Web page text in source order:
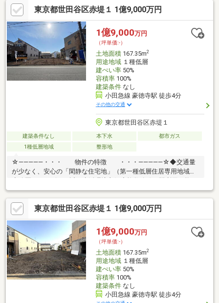
のゆとりが邸宅としての確かな風格を演出 ◆21帖超の開放的な
LDKやワークルームを設けた、機能美溢れる空間設計 ◆小屋裏収
納など豊富な収納スペースが、美しく端正な日常を心地よくサポ
ート
東京都世田谷区赤堤１ 1億9,000万円
1億9,000万円
（坪単価:-）
土地面積167.35m2
用途地域１種低層
建ぺい率50%
容積率100%
建築条件なし
小田急線 豪徳寺駅 徒歩4分
その他の交通
東京都世田谷区赤堤１
建築条件なし 本下水
都市ガス
1種低層地域
整形地
☆―――――・・・ 物件の特徴 ・・・―――――☆◆交通量
が少なく、安心の「閑静な住宅地」（第一種低層住居専用地域）
都心へのアクセスも快適□赤堤小学校□松沢中学校まずは、現地を
ご案内！ご案内や建物プレゼンテーションも随時受付中です。
☆―――――・・・ ―☆― ・・・―――――☆
東京都世田谷区赤堤１ 1億9,000万円
1億9,000万円
（坪単価:-）
土地面積167.35m2
用途地域１種低層
建ぺい率50%
容積率100%
建築条件なし
小田急線 豪徳寺駅 徒歩4分